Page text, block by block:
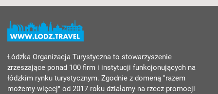
Łódzka Organizacja Turystyczna to stowarzyszenie
zrzeszające ponad 100 firm i instytucji funkcjonujących na
łódzkim rynku turystycznym. Zgodnie z domeną "razem
możemy więcej" od 2017 roku działamy na rzecz promocji